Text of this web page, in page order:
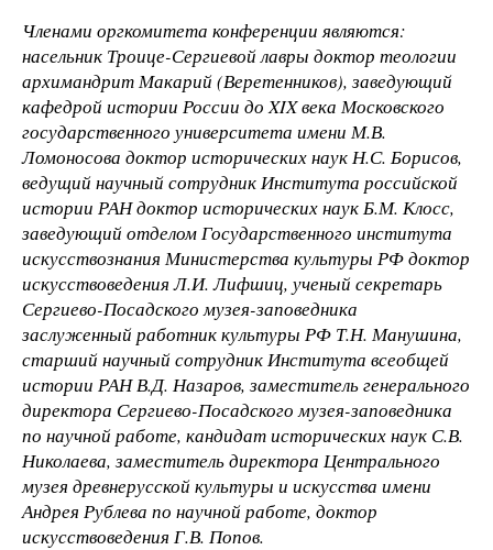
Членами оргкомитета конференции являются:
насельник Троице-Сергиевой лавры доктор теологии
архимандрит Макарий (Веретенников), заведующий
кафедрой истории России до XIX века Московского
государственного университета имени М.В.
Ломоносова доктор исторических наук Н.С. Борисов,
ведущий научный сотрудник Института российской
истории РАН доктор исторических наук Б.М. Клосс,
заведующий отделом Государственного института
искусствознания Министерства культуры РФ доктор
искусствоведения Л.И. Лифшиц, ученый секретарь
Сергиево-Посадского музея-заповедника
заслуженный работник культуры РФ Т.Н. Манушина,
старший научный сотрудник Института всеобщей
истории РАН В.Д. Назаров, заместитель генерального
директора Сергиево-Посадского музея-заповедника
по научной работе, кандидат исторических наук С.В.
Николаева, заместитель директора Центрального
музея древнерусской культуры и искусства имени
Андрея Рублева по научной работе, доктор
искусствоведения Г.В. Попов.